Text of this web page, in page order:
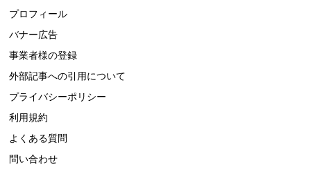
プロフィール
バナー広告
事業者様の登録
外部記事への引用について
プライバシーポリシー
利用規約
よくある質問
問い合わせ